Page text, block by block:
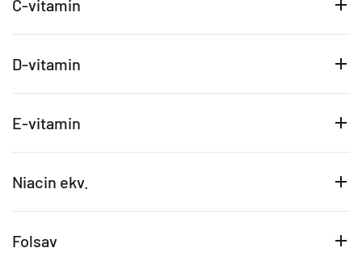
C-vitamin
D-vitamin
E-vitamin
Niacin ekv.
Folsav